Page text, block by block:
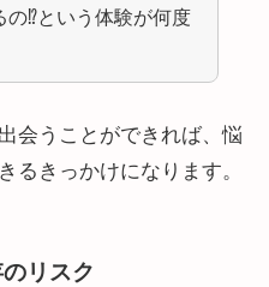
の⁉という体験が何度
会うことができれば、悩
るきっかけになります。
リスク